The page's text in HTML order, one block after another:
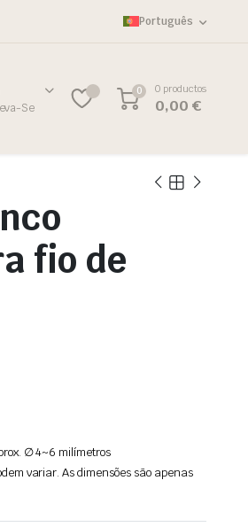
Português
Se
0 0 productos
0,00€
fio de
∅ 4~6 milímetros
variar. As dimensões são apenas